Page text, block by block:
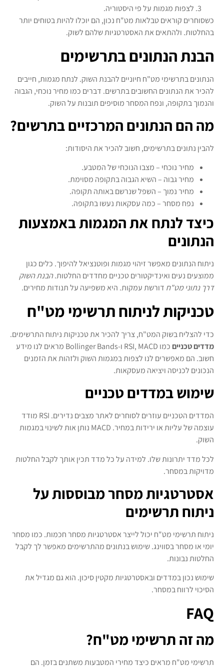
לצפות מגמות על פי היסטוריה.
כשסוחרים קוראים טבלאות מט"ח נכון, הם יוכלו להיות בטוחים יותר
בהחלטות. ולהתאים את האסטרטגיות שלהם לשוק.
הבנת הנתונים בתרשימים
הנתונים בתרשימי מט"ח חיוניים להבנת השוק. לנתח מגמות, חייבים
להכיר את הנתונים החשובים בתרשים. דברים כמו מחיר נוכחי, הגבוה
והנמוך בתקופה, ונפח המסחר מוסיפים תובנות על השוק.
מה הם הנתונים המרכזיים בתרשים?
להבין נתונים בתרשימים, חשוב להכיר את היסודות:
מחיר נוכחי – מצבו הנוכחי של המטבע.
מחיר גבוה – השיא הגבוה בתקופה מסוימת.
מחיר נמוך – השפל שנרשם באותה תקופה.
נפח מסחר – כמה עסקאות נעשו בתקופה.
כיצד לנתח את המגמות באמצעות
הנתונים
ניתוח הנתונים מאפשר זיהוי מגמות ופוטנציאל להיפוך. כלים כגון
ממוצעים נעים ואינדיקטורים טכניים מחדדים החלטות.הבנת השוק
דרך נתוני מט"ח דורשת עמקות. היא משפיעה על תנודות מחירים.
טכניקות לניתוח תרשימי מט"ח
כדי להצליח בשוק המט"ח, צריך להכיר את טכניקות ניתוח התרשימים.
מדדים טכניים
כמו RSI, MACD ו-Bollinger Bands מראים לנו מידע
חשוב. הם מאפשרים לנו לצפות במגמות השוק ולזהות את הזמנים
הנכונים לכניסה ויציאה מעסקאות.
שימוש במדדים טכניים
המדדים הטכניים עוזרים לסוחרים לאתר מצבים נדירים. RSI מודד
עוצמה של עליות או ירידות במחיר. MACD נותן אות לשינוי במגמות
השוק.
לכל מדד יתרונות שלו. למידה על כל מדד תכין אותך לקבל החלטות
מדויקות במסחר.
אסטרטגיות מסחר מבוססות על
ניתוח תרשימים
ניתוח תרשימי מט"ח יכול לייצר אסטרטגיות מסחר חכמות. כמו מסחר
יומי או מסחר בסווינג. שימוש בנתונים מהתרשימים מאפשר לך לקבל
החלטות נבונות.
שימוש נכון במדדים ובאסטרטגיות מקטין סיכון. הוא גם מגדיל את
הסיכוי לרווח במסחר.
FAQ
מה זה תרשימי מט"ח?
תרשימי מט"ח מראים כיצד מחירי המטבעות משתנים בזמן. הם